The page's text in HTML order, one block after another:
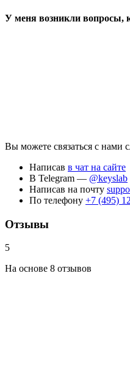
У меня возникли вопросы,
Вы можете связаться с нами
Написав в чат на сайте
В Telegram — @keyslab
Написав на почту
По телефону +7 (495)
Отзывы
5
На основе 8 отзывов